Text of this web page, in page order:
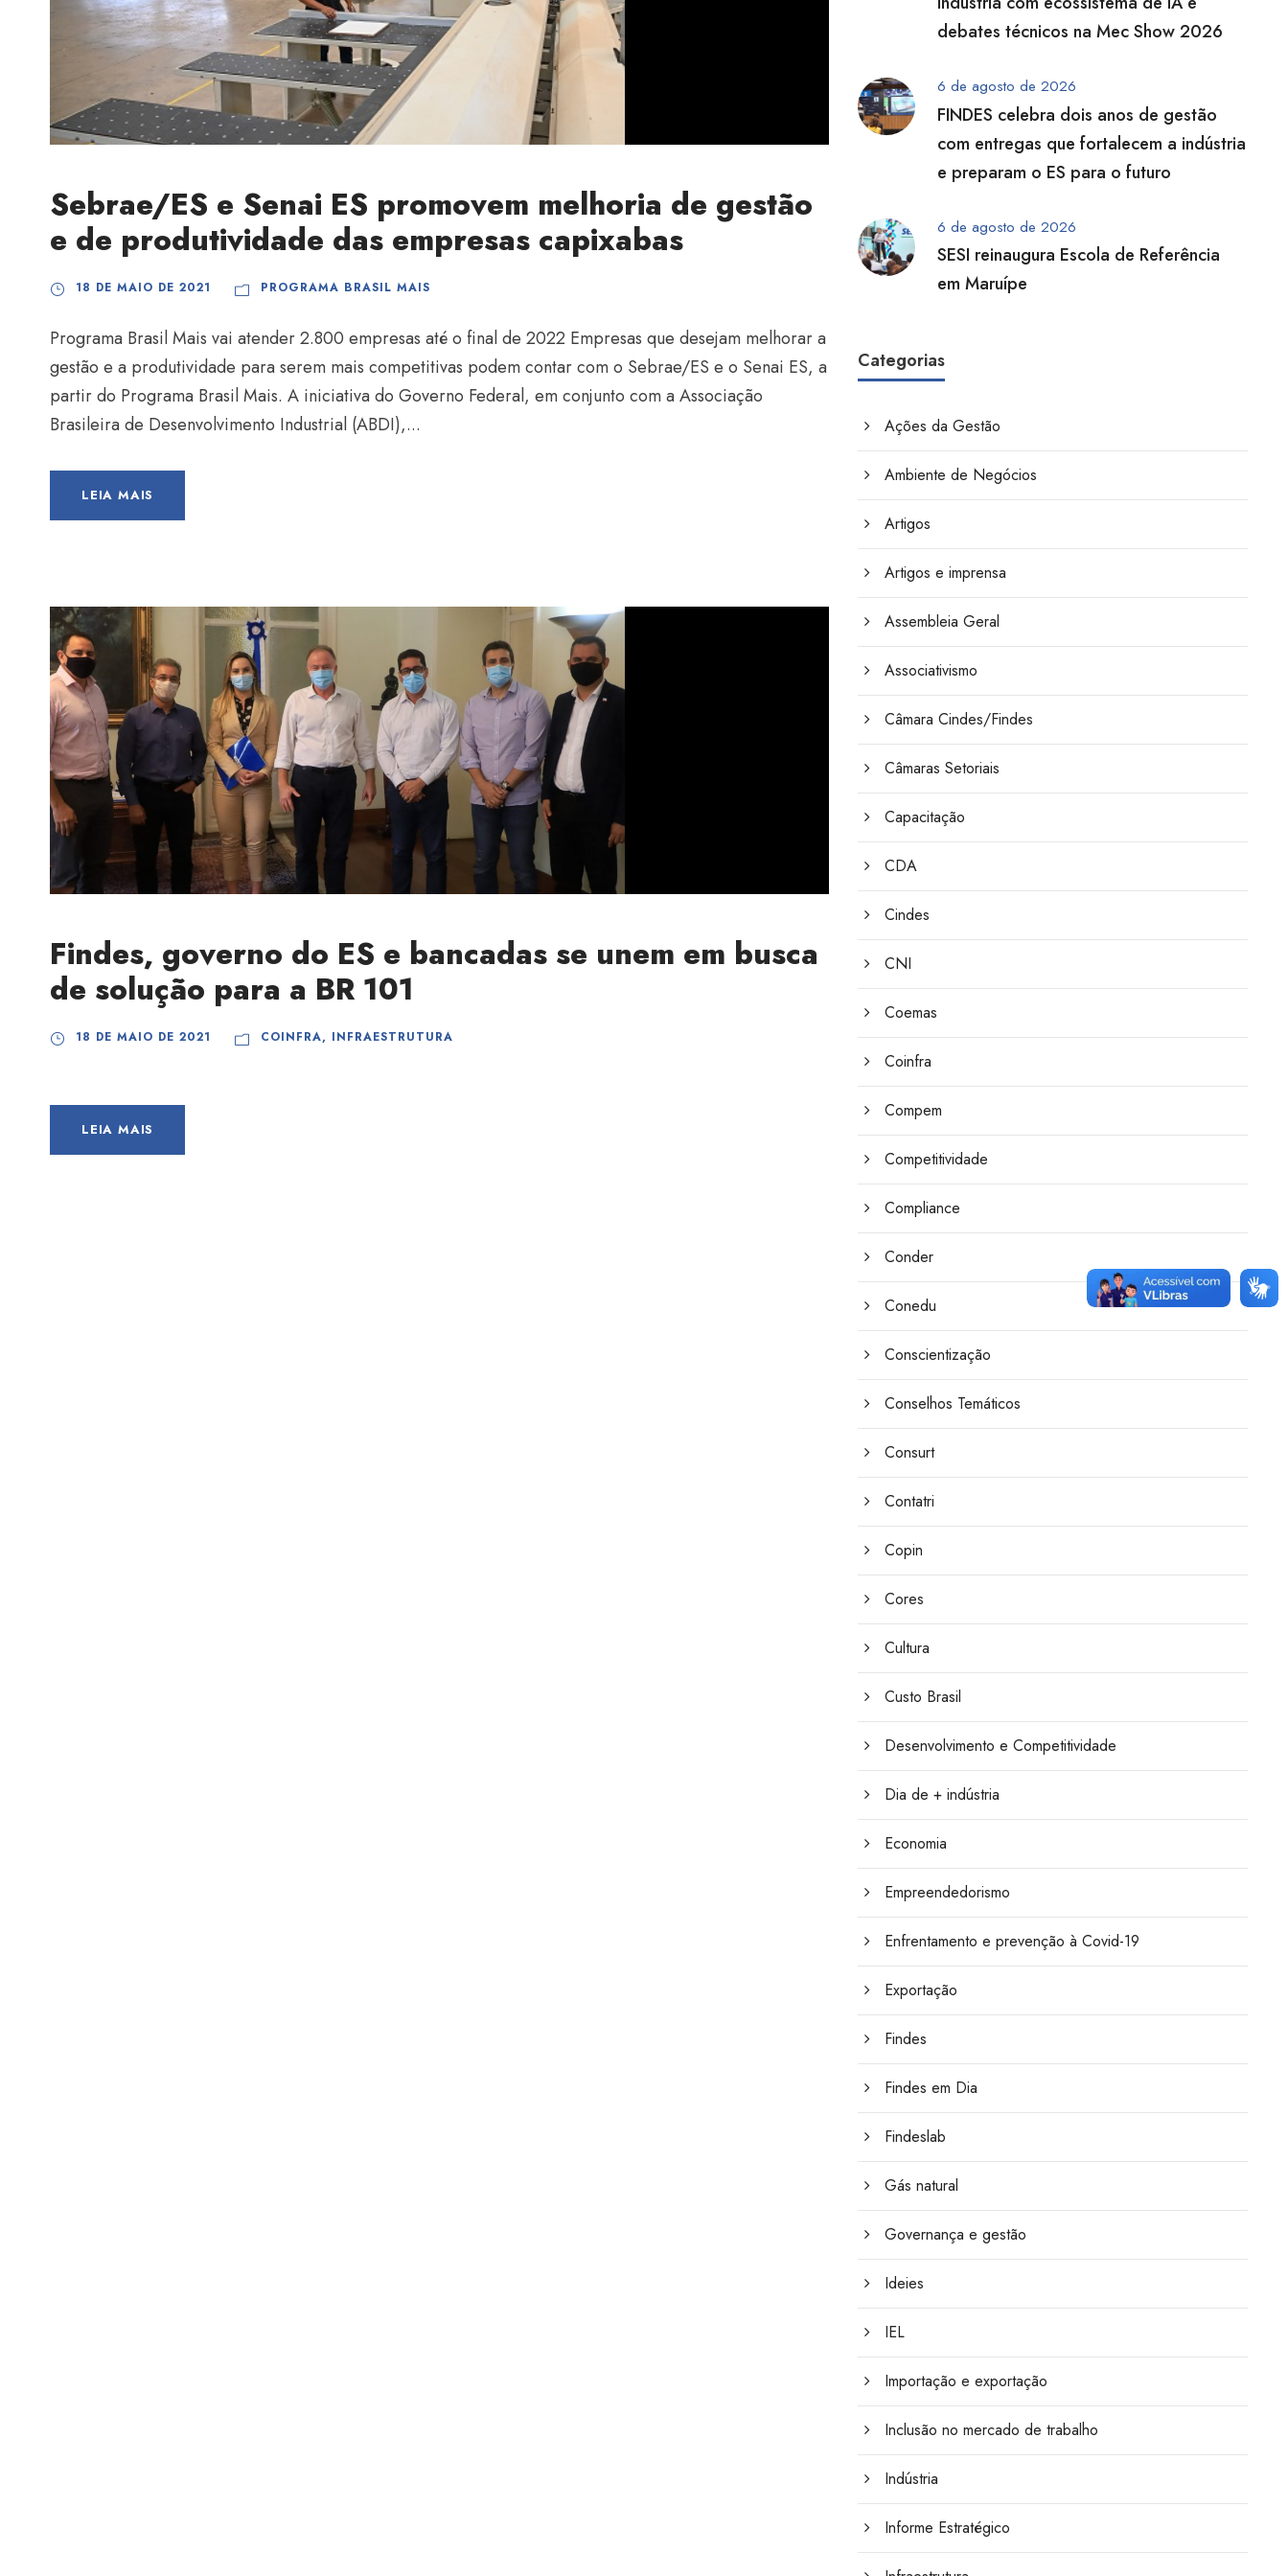
Sebrae/ES e Senai ES promovem melhoria de gestão
e de produtividade das empresas capixabas
18 DE MAIO DE 2021 PROGRAMA BRASIL MAIS
Programa Brasil Mais vai atender 2.800 empresas até o final de 2022 Empresas que desejam melhorar a
gestão e a produtividade para serem mais competitivas podem contar com o Sebrae/ES e o Senai ES, a
partir do Programa Brasil Mais. A iniciativa do Governo Federal, em conjunto com a Associação
Brasileira de Desenvolvimento Industrial (ABDI),...
LEIA MAIS
Findes, governo do ES e bancadas se unem em busca
de solução para a BR 101
18 DE MAIO DE 2021 COINFRA, INFRAESTRUTURA
LEIA MAIS
debates técnicos na Mec Show 2026
6 de agosto de 2026
FINDES celebra dois anos de gestão
com entregas que fortalecem a indústria
e preparam o ES para o futuro
6 de agosto de 2026
SESI reinaugura Escola de Referência
em Maruípe
Categorias
Ações da Gestão
Ambiente de Negócios
Artigos
Artigos e imprensa
Assembleia Geral
Associativismo
Câmara Cindes/Findes
Câmaras Setoriais
Capacitação
CDA
Cindes
CNI
Coemas
Coinfra
Compem
Competitividade
Compliance
Conder
Conedu
Conscientização
Conselhos Temáticos
Consurt
Contatri
Copin
Cores
Cultura
Custo Brasil
Desenvolvimento e Competitividade
Dia de + indústria
Economia
Empreendedorismo
Enfrentamento e prevenção à Covid-19
Exportação
Findes
Findes em Dia
Findeslab
Gás natural
Governança e gestão
Ideies
IEL
Importação e exportação
Inclusão no mercado de trabalho
Indústria
Informe Estratégico